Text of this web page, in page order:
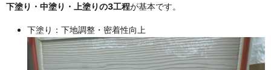
下塗り・中塗り・上塗りの3工程が基本です。
下塗り：下地調整・密着性向上